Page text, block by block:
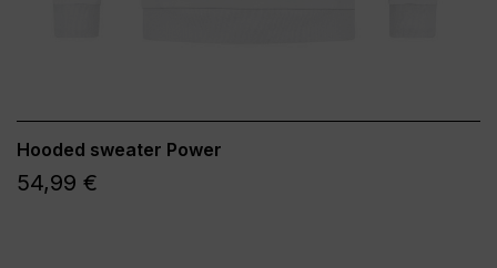
Hooded sweater Power
54,99 €